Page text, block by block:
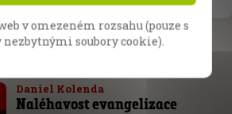
Daniel Kolenda
Naléhavost evangelizace
v omezeném rozsahu (pouze s
soubory cookie).